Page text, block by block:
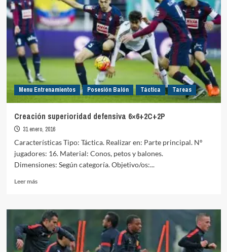
«Y»
Menu Entrenamientos Posesión Balón Táctica Tareas
Creación superioridad defensiva 6×6+2C+2P
31 enero, 2016
Características Tipo: Táctica. Realizar en: Parte principal. Nº
jugadores: 16. Material: Conos, petos y balones.
Dimensiones: Según categoría. Objetivo/os:...
Leer másLeer
Creación
superioridad
defensiva
6×6+2C+2P